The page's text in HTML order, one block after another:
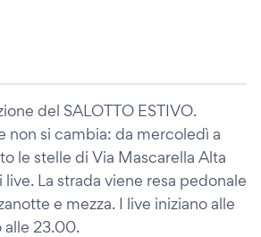
del SALOTTO ESTIVO.
non si cambia: da mercoledì a
le stelle di Via Mascarella Alta
La strada viene resa pedonale
e mezza. I live iniziano alle
alle 23.00.